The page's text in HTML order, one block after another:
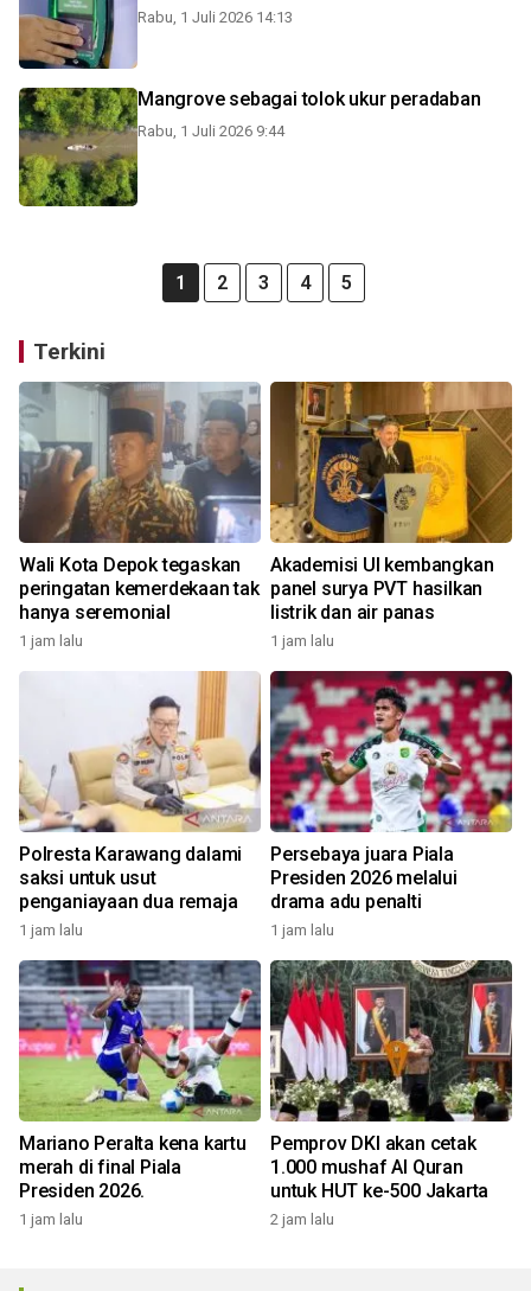
Rabu, 1 Juli 2026 14:13
Mangrove sebagai tolok ukur peradaban
Rabu, 1 Juli 2026 9:44
1 2 3 4 5
Terkini
Wali Kota Depok tegaskan
peringatan kemerdekaan tak
hanya seremonial
1 jam lalu
Akademisi UI kembangkan
panel surya PVT hasilkan
listrik dan air panas
1 jam lalu
Polresta Karawang dalami
saksi untuk usut
penganiayaan dua remaja
1 jam lalu
Persebaya juara Piala
Presiden 2026 melalui
drama adu penalti
1 jam lalu
Mariano Peralta kena kartu
merah di final Piala
Presiden 2026.
1 jam lalu
Pemprov DKI akan cetak
1.000 mushaf Al Quran
untuk HUT ke-500 Jakarta
2 jam lalu